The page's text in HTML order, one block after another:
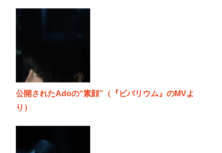
公開されたAdoの“素顔”（『ビバリウム』のMVよ
り）